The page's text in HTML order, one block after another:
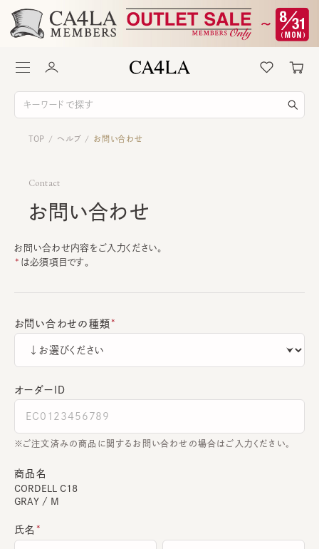
TOP / ヘルプ / お問い合わせ
Contact
お問い合わせ
お問い合わせ内容をご入力ください。
は必須項目です。
お問い合わせの種類
オーダーＩＤ
ご注文済みの商品に関するお問い合わせの場合はご入力ください。
商品名
CORDELL C18
GRAY / M
氏名